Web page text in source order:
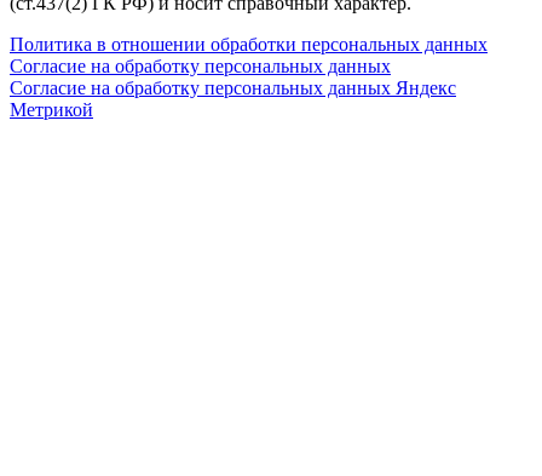
Политика в отношении обработки персональных данных
Согласие на обработку персональных данных
Согласие на обработку персональных данных Яндекс
Метрикой